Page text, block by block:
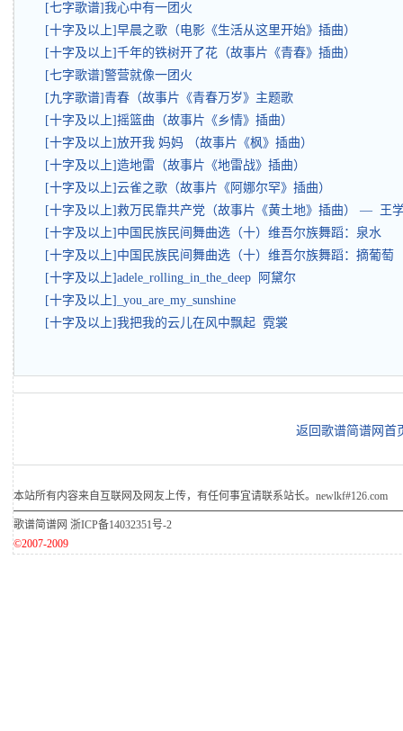
[七字歌谱]我心中有一团火
[十字及以上]早晨之歌（电影《生活从这里开始》插曲）
[十字及以上]千年的铁树开了花（故事片《青春》插曲）
[七字歌谱]警营就像一团火
[九字歌谱]青春（故事片《青春万岁》主题歌
[十字及以上]摇篮曲（故事片《乡情》插曲）
[十字及以上]放开我 妈妈 （故事片《枫》插曲）
[十字及以上]造地雷（故事片《地雷战》插曲）
[十字及以上]云雀之歌（故事片《阿娜尔罕》插曲）
[十字及以上]救万民靠共产党（故事片《黄土地》插曲） — 王
[十字及以上]中国民族民间舞曲选（十）维吾尔族舞蹈：泉水
[十字及以上]中国民族民间舞曲选（十）维吾尔族舞蹈：摘葡萄
[十字及以上]adele_rolling_in_the_deep 阿黛尔
[十字及以上]_you_are_my_sunshine
[十字及以上]我把我的云儿在风中飘起 霓裳
返回歌谱简谱网首
本站所有内容来自互联网及网友上传，有任何事宜请联系站长。newlkf#126.com
歌谱简谱网 浙ICP备14032351号-2
©2007-2009